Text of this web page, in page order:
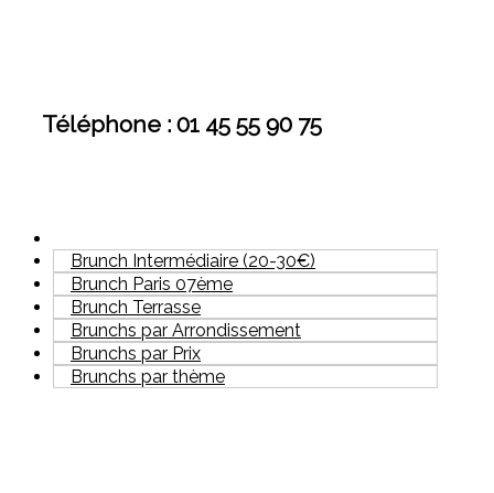
Téléphone : 01 45 55 90 75
Brunch Intermédiaire (20-30€)
Brunch Paris 07ème
Brunch Terrasse
Brunchs par Arrondissement
Brunchs par Prix
Brunchs par thème